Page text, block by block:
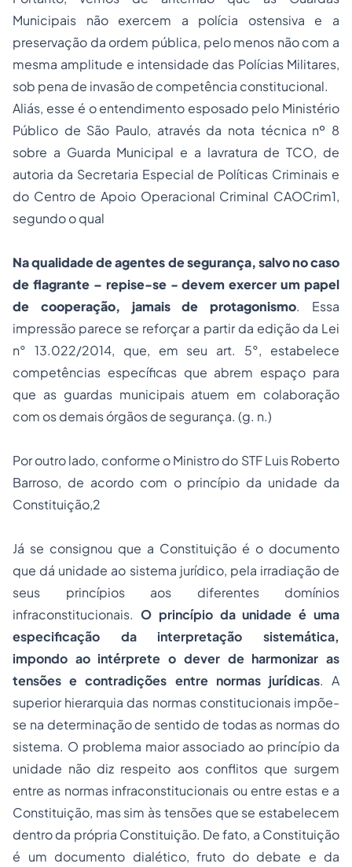
Municipais não exercem a polícia ostensiva e a
preservação da ordem pública, pelo menos não com a
mesma amplitude e intensidade das Polícias Militares,
sob pena de invasão de competência constitucional.
Aliás, esse é o entendimento esposado pelo Ministério
Público de São Paulo, através da nota técnica nº 8
sobre a Guarda Municipal e a lavratura de TCO, de
autoria da Secretaria Especial de Políticas Criminais e
do Centro de Apoio Operacional Criminal CAOCrim1,
segundo o qual
Na qualidade de agentes de segurança, salvo no caso
de flagrante – repise-se - devem exercer um papel
de cooperação, jamais de protagonismo. Essa
impressão parece se reforçar a partir da edição da Lei
n° 13.022/2014, que, em seu art. 5°, estabelece
competências específicas que abrem espaço para
que as guardas municipais atuem em colaboração
com os demais órgãos de segurança. (g. n.)
Por outro lado, conforme o Ministro do STF Luis Roberto
Barroso, de acordo com o princípio da unidade da
Constituição,2
Já se consignou que a Constituição é o documento
que dá unidade ao sistema jurídico, pela irradiação de
seus princípios aos diferentes domínios
infraconstitucionais. O princípio da unidade é uma
especificação da interpretação sistemática,
impondo ao intérprete o dever de harmonizar as
tensões e contradições entre normas jurídicas. A
superior hierarquia das normas constitucionais impõe-
se na determinação de sentido de todas as normas do
sistema. O problema maior associado ao princípio da
unidade não diz respeito aos conflitos que surgem
entre as normas infraconstitucionais ou entre estas e a
Constituição, mas sim às tensões que se estabelecem
dentro da própria Constituição. De fato, a Constituição
é um documento dialético, fruto do debate e da